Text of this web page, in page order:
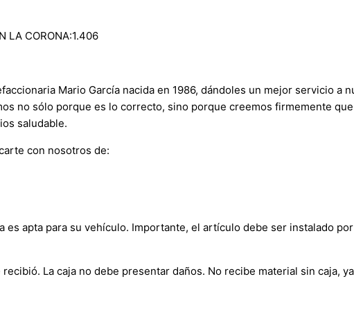
LA CORONA:1.406
Mario García nacida en 1986, dándoles un mejor servicio a
no sólo porque es lo correcto, sino porque creemos firmemente
saludable.
con nosotros de:
apta para su vehículo. Importante, el artículo debe ser instalado
La caja no debe presentar daños. No recibe material sin caja,